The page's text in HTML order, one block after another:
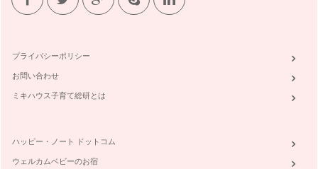
ひとつで作れる簡単でとても…
（材料） ５～６個分 牛乳 ２６０ｃｃ 板ゼラチン …
プライバシーポリシー
お問い合わせ
ミキハウス子育て総研とは
ハッピー・ノート ドットコム
ウェルカムベビーのお宿